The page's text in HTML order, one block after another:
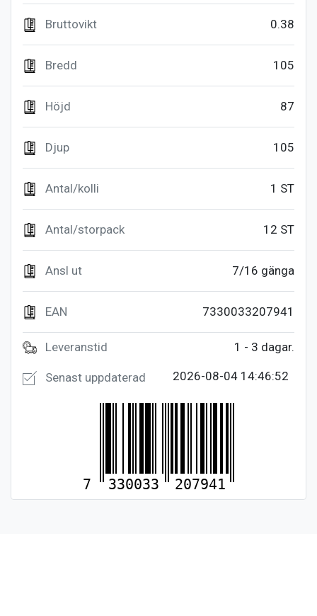
0.38
Bruttovikt
105
Bredd
87
Höjd
105
Djup
1 ST
Antal/kolli
12 ST
Antal/storpack
7/16 gänga
Ansl ut
7330033207941
EAN
1 - 3 dagar.
Leveranstid
2026-08-04 14:46:52
Senast uppdaterad
7 330033 207941